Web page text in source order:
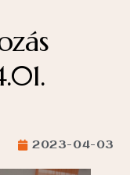
2023-04-03